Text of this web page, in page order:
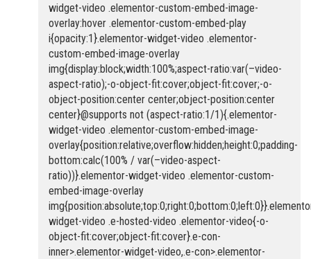
widget-video .elementor-custom-embed-image-
overlay:hover .elementor-custom-embed-play
i{opacity:1}.elementor-widget-video .elementor-
custom-embed-image-overlay
img{display:block;width:100%;aspect-ratio:var(–video-
aspect-ratio);-o-object-fit:cover;object-fit:cover;-o-
object-position:center center;object-position:center
center}@supports not (aspect-ratio:1/1){.elementor-
widget-video .elementor-custom-embed-image-
overlay{position:relative;overflow:hidden;height:0;padding-
bottom:calc(100% / var(–video-aspect-
ratio))}.elementor-widget-video .elementor-custom-
embed-image-overlay
widget-video .e-hosted-video .elementor-video{-o-
object-fit:cover;object-fit:cover}.e-con-
inner>.elementor-widget-video,.e-con>.elementor-